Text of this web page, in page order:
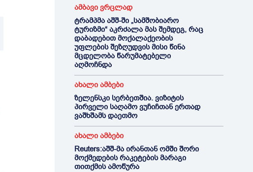
ამბავი ვრცლად
ტრამპმა აშშ-ში „სამშობიარო
ტურიზმი“ აკრძალა მას შემდეგ, რაც
დაბადებით მოქალაქეობის
უფლების შეზღუდვის მისი წინა
მცდელობა წარუმატებელი
აღმოჩნდა
ახალი ამბები
ზელენსკი სერბეთშია. ვიზიტის
პირველი საღამო ვუჩიჩთან ერთად
ვაშხშამს დაეთმო
ახალი ამბები
Reuters:აშშ-მა ირანთან ომში შორი
მოქმედების რაკეტების მარაგი
თითქმის ამოწურა